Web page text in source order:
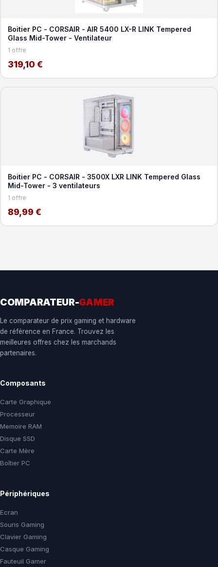
Boitier PC - CORSAIR - AIR 5400 LX-R LINK Tempered
Glass Mid-Tower - Ventilateur
1 offre
319,10 €
Boitier PC - CORSAIR - 3500X LXR LINK Tempered Glass
Mid-Tower - 3 ventilateurs
1 offre
89,99 €
COMPARATEUR-GAMER
Le comparateur de prix gaming et hardware
de référence en France. Trouvez les
meilleures offres chez les marchands
partenaires.
Composants
Carte Graphique
Processeur
Memoire RAM
Disque SSD
Carte Mère
Boîtier PC
Périphériques
Ecran
Souris Gaming
Clavier Gaming
Casque Gaming
Fauteuil Gamer